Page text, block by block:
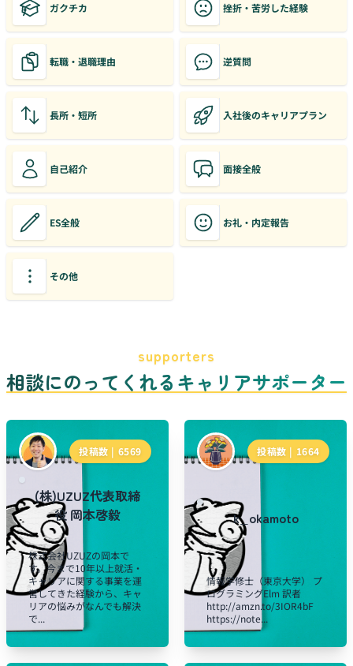
ガクチカ 挫折・苦労した経験
転職・退職理由 逆質問
長所・短所 入社後のキャリアプラン
自己紹介 面接全般
ES全般 お礼・内定報告
その他
supporters
相談にのってくれるキャリアサポーター
投稿数 | 6569
(株)UZUZ代表取締
役 岡本啓毅
株式会社UZUZの岡本で
す。今まで10年以上就活・
キャリアに関する事業を運
営してきた経験から、キャ
リアの悩みがなんでも解決
で...
投稿数 | 1664
k_okamoto
情報学修士（東京大学） プ
ログラミングElm 訳者
http://amzn.to/3IOR4bF
https://note...